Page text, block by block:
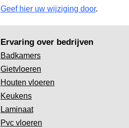
Geef hier uw wijziging door.
Ervaring over bedrijven
Badkamers
Gietvloeren
Houten vloeren
Keukens
Laminaat
Pvc vloeren